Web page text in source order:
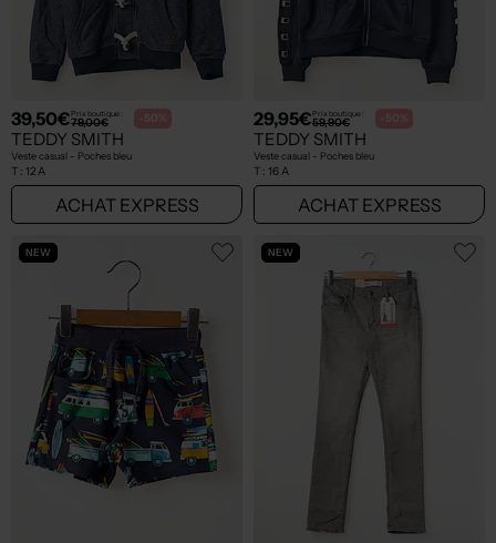
39,50€Prix boutique :
79,00€ -50%
TEDDY SMITH
Veste casual - Poches bleu
T : 12 A
ACHAT EXPRESS
29,95€Prix boutique :
59,90€ -50%
TEDDY SMITH
Veste casual - Poches bleu
T : 16 A
ACHAT EXPRESS
NEW NEW